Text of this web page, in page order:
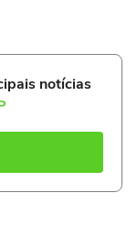
notícias